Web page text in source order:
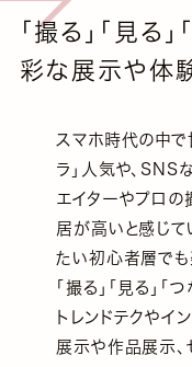
「撮る」「見る
彩な展示や体
スマホ時代の中で
ラ」人気や、SNS
エイターやプロの
居が高いと感じて
たい初心者層でも
「撮る」「見る」
トレンドテクやイ
展示や作品展示、